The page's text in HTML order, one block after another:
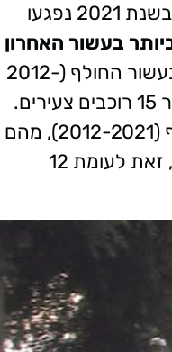
צעירים (15-24) בעשור החולף (2012-2021) מהם שני רוכבים נהרגו. בשנת 2021 נפגעו
בעשור האחרון
נפגעו 195 רוכבי אופנוע וקטנוע צעירים (15-24) בעשור החולף (2012-
נפגעו 195 רוכבי אופנוע וקטנוע צעירים (15-24) בעשור החולף (2012-2021), מהם
אחד נהרג. בשנת 2021 נפגעו בתאונות דרכים בעיר 17 רוכבים צעירים, זאת לעומת 12